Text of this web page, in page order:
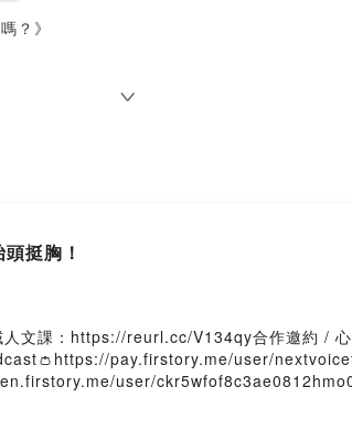
？》
挺胸！
人文課：https://reurl.cc/V134qy合作邀約 /
pay.firstory.me/user/
user/